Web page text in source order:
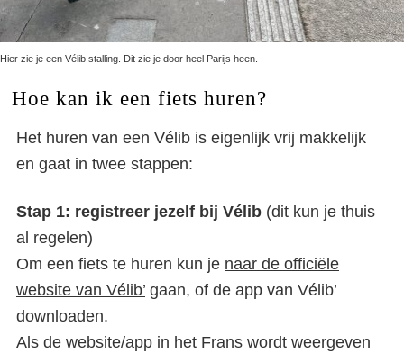
Hier zie je een Vélib stalling. Dit zie je door heel Parijs heen.
Hoe kan ik een fiets huren?
Het huren van een Vélib is eigenlijk vrij makkelijk
en gaat in twee stappen:
Stap 1: registreer jezelf bij Vélib (dit kun je thuis
al regelen)
Om een fiets te huren kun je naar de officiële
website van Vélib’ gaan, of de app van Vélib’
downloaden.
Als de website/app in het Frans wordt weergeven